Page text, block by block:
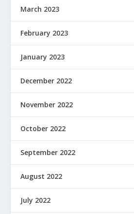
March 2023
February 2023
January 2023
December 2022
November 2022
October 2022
September 2022
August 2022
July 2022